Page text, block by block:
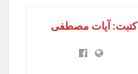
كتبت: آيات مصطفى